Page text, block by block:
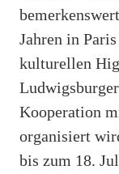
Jahren in
kulturellen
Kooperation
organisiert
bis zum 18.